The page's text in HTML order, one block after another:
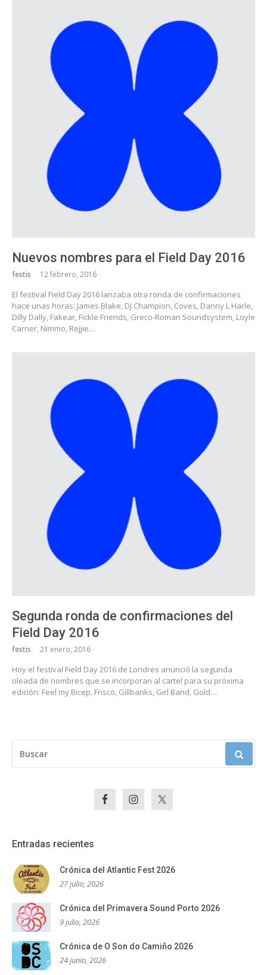
Nuevos nombres para el Field Day 2016
festis 12 febrero, 2016
El festival Field Day 2016 lanzaba otra ronda de confirmaciones
hace unas horas: James Blake, DJ Champion, Coves, Danny L Harle,
Dilly Dally, Fakear, Fickle Friends, Greco-Roman Soundsystem, Loyle
Carner, Nimmo, Rejjie…
Segunda ronda de confirmaciones del
Field Day 2016
festis 21 enero, 2016
Hoy el festival Field Day 2016 de Londres anunció la segunda
oleada de nombres que se incorporan al cartel para su próxima
edición: Feel my Bicep, Frisco, Gillbanks, Girl Band, Gold…
Entradas recientes
Crónica del Atlantic Fest 2026
27 julio, 2026
Crónica del Primavera Sound Porto 2026
9 julio, 2026
Crónica de O Son do Camiño 2026
24 junio, 2026